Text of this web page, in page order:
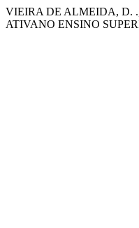
VIEIRA DE ALMEIDA, D.
ATIVANO ENSINO